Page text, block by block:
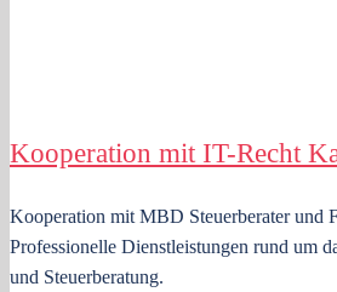
Kooperation mit IT-Recht
Kooperation mit MBD Steuerberater und
Professionelle Dienstleistungen rund um
und Steuerberatung.